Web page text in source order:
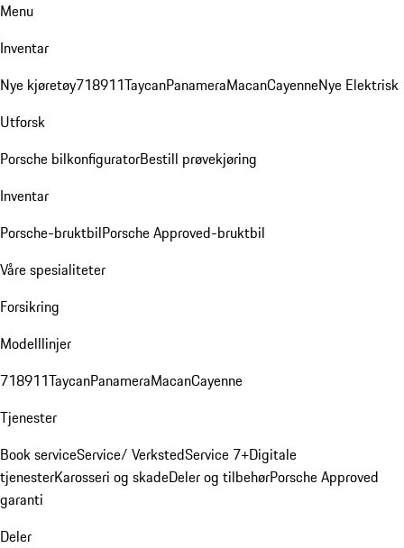
Menu
Inventar
Nye kjøretøy718911TaycanPanameraMacanCayenneNye Elektrisk
Utforsk
Porsche bilkonfiguratorBestill prøvekjøring
Inventar
Porsche-bruktbilPorsche Approved-bruktbil
Våre spesialiteter
Forsikring
Modelllinjer
718911TaycanPanameraMacanCayenne
Tjenester
Book serviceService/ VerkstedService 7+Digitale
tjenesterKarosseri og skadeDeler og tilbehørPorsche Approved
garanti
Deler